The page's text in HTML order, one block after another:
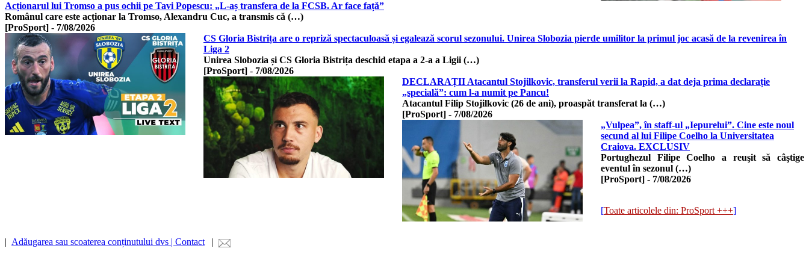
Acționarul lui Tromso a pus ochii pe Tavi Popescu: „L-aș transfera de la FCSB. Ar face față”
Românul care este acționar la Tromso, Alexandru Cuc, a transmis că (…)
[ProSport] - 7/08/2026
CS Gloria Bistrița are o repriză spectaculoasă și egalează scorul sezonului. Unirea Slobozia pierde umilitor la primul joc acasă de la revenirea în
Liga 2
Unirea Slobozia și CS Gloria Bistrița deschid etapa a 2-a a Ligii (…)
[ProSport] - 7/08/2026
DECLARAȚII Atacantul Stojilkovic, transferul verii la Rapid, a dat deja prima declarație
„specială”: cum l-a numit pe Pancu!
Atacantul Filip Stojilkovic (26 de ani), proaspăt transferat la (…)
[ProSport] - 7/08/2026
„Vulpea”, în staff-ul „Iepurelui”. Cine este noul
secund al lui Filipe Coelho la Universitatea
Craiova. EXCLUSIV
Portughezul Filipe Coelho a reuşit să câştige
eventul în sezonul (…)
[ProSport] - 7/08/2026
[Toate articolele din: ProSport +++]
| Adăugarea sau scoaterea conținutului dvs | Contact |